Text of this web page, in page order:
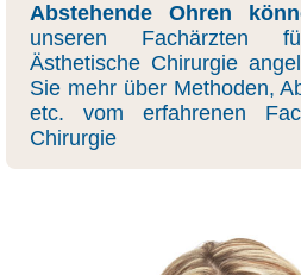
Abstehende Ohren
unseren Fachärzten
Ästhetische Chirurgie
Sie mehr über Methoden,
etc. vom erfahrenen
Chirurgie